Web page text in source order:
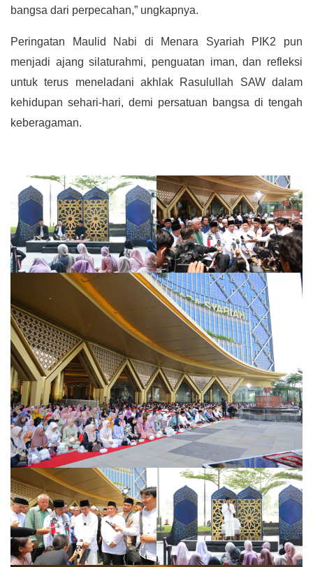
bangsa dari perpecahan,” ungkapnya.
Peringatan Maulid Nabi di Menara Syariah PIK2 pun
menjadi ajang silaturahmi, penguatan iman, dan refleksi
untuk terus meneladani akhlak Rasulullah SAW dalam
kehidupan sehari-hari, demi persatuan bangsa di tengah
keberagaman.